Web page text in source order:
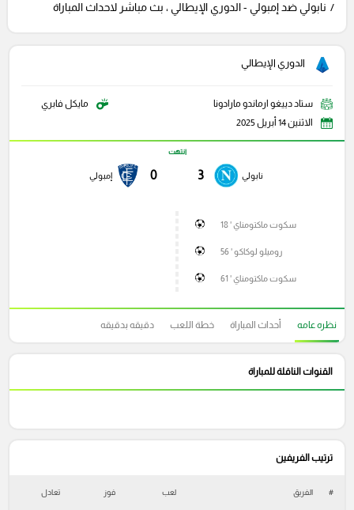
نابولي ضد إمبولي - الدوري الإيطالي ، بث مباشر لاحداث المباراة
الدوري الإيطالي
ستاد دييغو ارماندو مارادونا
مايكل فابري
الاثنين 14 أبريل 2025
نابولي 3
انتهت
0 إمبولي
سكوت ماكتومناي ' 18
روميلو لوكاكو ' 56
سكوت ماكتومناي ' 61
نظره عامه أحداث المباراة خطة اللعب دقيقه بدقيقه
القنوات الناقلة للمباراة
ترتيب الفريفين
# الفريق لعب فوز تعادل